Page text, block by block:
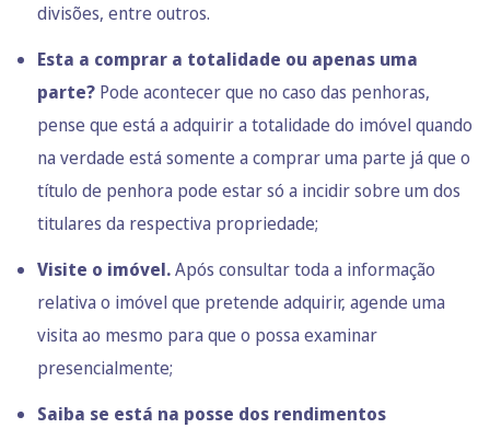
divisões, entre outros.
Esta a comprar a totalidade ou apenas uma
parte? Pode acontecer que no caso das penhoras,
pense que está a adquirir a totalidade do imóvel quando
na verdade está somente a comprar uma parte já que o
título de penhora pode estar só a incidir sobre um dos
titulares da respectiva propriedade;
Visite o imóvel.Após consultar toda a informação
relativa o imóvel que pretende adquirir, agende uma
visita ao mesmo para que o possa examinar
presencialmente;
Saiba se está na posse dos rendimentos